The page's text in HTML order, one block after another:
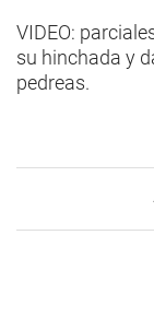
VIDEO:
su hinchada y
pedreas.